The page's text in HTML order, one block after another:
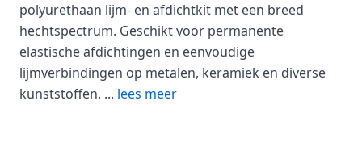
polyurethaan lijm- en afdichtkit met een breed
hechtspectrum. Geschikt voor permanente
elastische afdichtingen en eenvoudige
lijmverbindingen op metalen, keramiek en diverse
kunststoffen. ... lees meer